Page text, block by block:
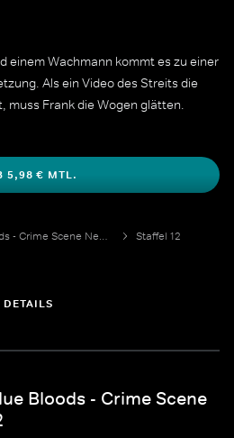
einem Wachmann kommt es zu einer
Als ein Video des Streits die
muss Frank die Wogen glätten.
5,98 € MTL.
Blue Bloods - Crime Scene New York
Staffel 12
DETAILS
Bloods - Crime Scene